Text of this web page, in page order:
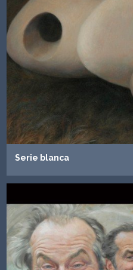
Serie blanca